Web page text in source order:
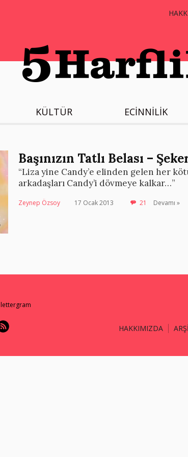
KÜLTÜR ECİNNİLİK
Başınızın Tatlı Belası –
“Liza yine Candy’e elinden gelen her
arkadaşları Candy’i dövmeye kalkar…”
Zeynep Özsoy 17 Ocak 2013 21 Devamı »
lettergram
HAKKIMIZDA